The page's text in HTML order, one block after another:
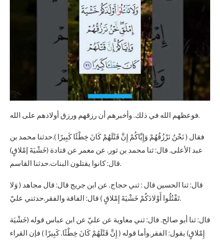
فوعظهم الله في ذلك. وأخبرهم أن رزقهم ورزق أولادهم على الله.
فقال ( نَحْنُ نَرْزُقُهُمْ وَإِيَّاكُمْ إِنَّ قَتْلَهُمْ كَانَ خِطْئًا كَبِيرًا ).حدثنا محمد بن
عبد الأعلى. قال: ثنا محمد بن ثور. عن معمر عن قتادة (خَشْيَةَ إمْلاقٍ)
قال: كانوا يقتلون البنات.حدثنا القاسم.
قال: ثنا الحسين قال : ثني حجاج. عن ابن جريج قال: قال مجاهد ( وَلا
تَقْتُلُوا أَوْلادَكُمْ خَشْيَةَ إِمْلاقٍ ) قال: الفاقة والفقر.حدثني عليّ.
قال: ثنا أبو صالح. قال: ثني معاوية عن عليّ عن ابن عباس قوله (خَشْيَة
إِمْلاقٍ) يقول: الفقر.وأما قوله ( إِنَّ قَتْلَهُمْ كَانَ خِطْئًا. كَبِيرًا ) فإن القراء